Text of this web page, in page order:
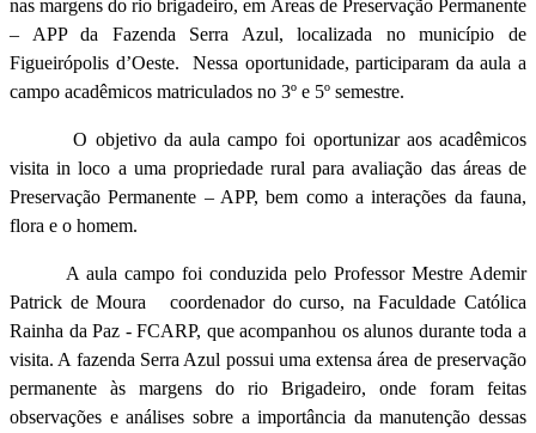
nas margens do rio brigadeiro, em Áreas de Preservação Permanente
– APP da Fazenda Serra Azul, localizada no município de
Figueirópolis d’Oeste. Nessa oportunidade, participaram da aula a
campo acadêmicos matriculados no 3º e 5º semestre.
O objetivo da aula campo foi oportunizar aos acadêmicos
visita in loco a uma propriedade rural para avaliação das áreas de
Preservação Permanente – APP, bem como a interações da fauna,
flora e o homem.
A aula campo foi conduzida pelo Professor Mestre Ademir
Patrick de Moura coordenador do curso, na Faculdade Católica
Rainha da Paz - FCARP, que acompanhou os alunos durante toda a
visita. A fazenda Serra Azul possui uma extensa área de preservação
permanente às margens do rio Brigadeiro, onde foram feitas
observações e análises sobre a importância da manutenção dessas